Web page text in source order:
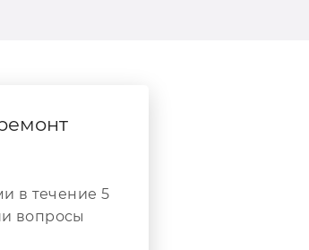
в течение 5
вопросы